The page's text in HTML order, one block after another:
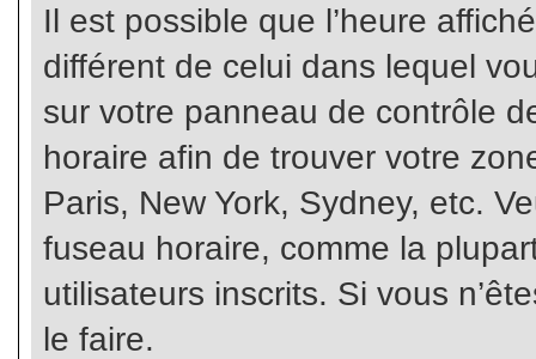
Il est possible que l’heure
différent de celui dans lequel
sur votre panneau de contrôle
horaire afin de trouver votre
Paris, New York, Sydney, etc.
fuseau horaire, comme la
utilisateurs inscrits. Si vous
le faire.